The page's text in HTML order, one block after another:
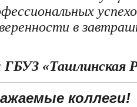
в
ГБУЗ
коллеги!